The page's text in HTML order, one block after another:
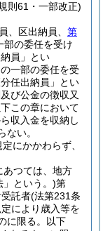
則61・一部改正)
、区出納員、 第
部の委任を受け
員」とい
一部の委任を受
任出納員」とい
び公金の徴収又
この章において
収入金を収納し
ない。
にかかわらず、
あつては、地方
」という。)第
託者(法第231条
により歳入等を
に限る。以下